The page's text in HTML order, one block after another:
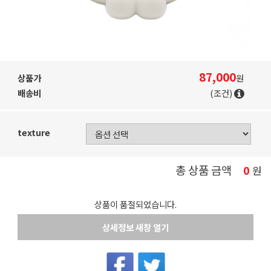
상품가 87,000원
배송비
(조건)
texture
총 상품 금액 0 원
상품이 품절되었습니다.
상세정보 새창 열기